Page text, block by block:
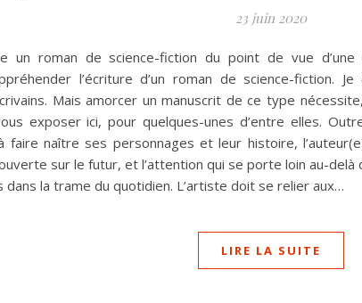
23 juin 2020
un roman de science-fiction du point de vue
l’écriture d’un roman de science-fiction.
Mais amorcer un manuscrit de ce type
exposer ici, pour quelques-unes d’entre elles.
faire naître ses personnages et leur histoire,
sur le futur, et l’attention qui se porte loin au-delà
dans la trame du quotidien. L’artiste doit se relier aux…
LIRE LA SUITE